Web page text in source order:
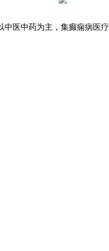
医中药为主，集癫痫病医